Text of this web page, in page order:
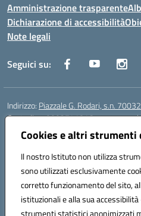
Cookies e altri strumenti
Il nostro Istituto non utilizza
sono utilizzati esclusivamente
corretto funzionamento del sito,
istituzionali e alla sua
strumenti statistici anonimizzati
Amministrazione trasparente
Dichiarazione di accessibilità
Note legali
Seguici su:
Indirizzo: Piazzale G. Rodari, s.n.
Centralino:0803741816 - corso
Email: BATD220004@istruzione.it
Posta elettronica certificata (PEC):
Codice meccanografico:BATD220004
Codice Indice delle Pubbliche
Codice unico di fatturazione (CUF):